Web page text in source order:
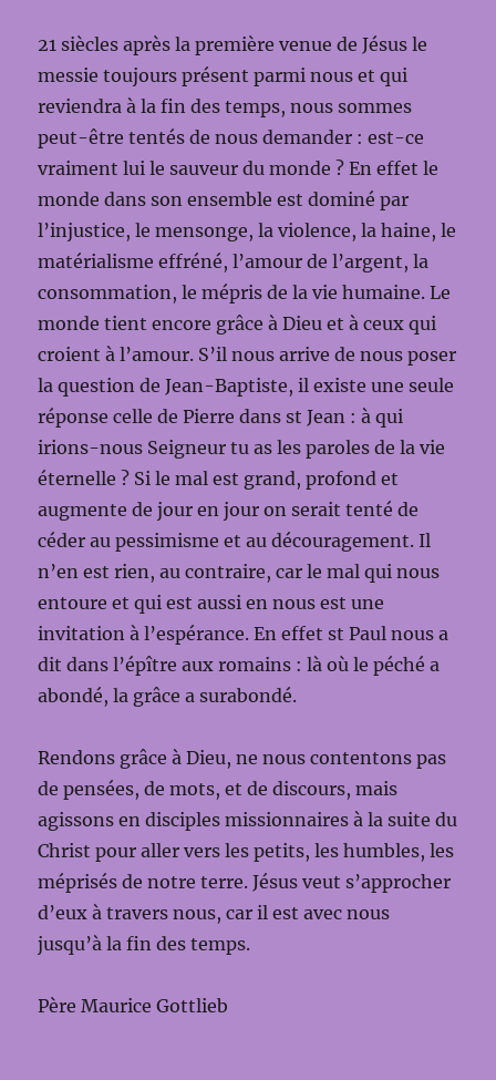
21 siècles après la première venue de Jésus le
messie toujours présent parmi nous et qui
reviendra à la fin des temps, nous sommes
peut-être tentés de nous demander : est-ce
vraiment lui le sauveur du monde ? En effet le
monde dans son ensemble est dominé par
l’injustice, le mensonge, la violence, la haine, le
matérialisme effréné, l’amour de l’argent, la
consommation, le mépris de la vie humaine. Le
monde tient encore grâce à Dieu et à ceux qui
croient à l’amour. S’il nous arrive de nous poser
la question de Jean-Baptiste, il existe une seule
réponse celle de Pierre dans st Jean : à qui
irions-nous Seigneur tu as les paroles de la vie
éternelle ? Si le mal est grand, profond et
augmente de jour en jour on serait tenté de
céder au pessimisme et au découragement. Il
n’en est rien, au contraire, car le mal qui nous
entoure et qui est aussi en nous est une
invitation à l’espérance. En effet st Paul nous a
dit dans l’épître aux romains : là où le péché a
abondé, la grâce a surabondé.
Rendons grâce à Dieu, ne nous contentons pas
de pensées, de mots, et de discours, mais
agissons en disciples missionnaires à la suite du
Christ pour aller vers les petits, les humbles, les
méprisés de notre terre. Jésus veut s’approcher
d’eux à travers nous, car il est avec nous
jusqu’à la fin des temps.
Père Maurice Gottlieb